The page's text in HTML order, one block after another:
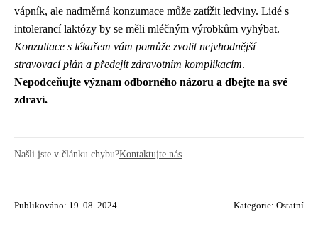
vápník, ale nadměrná konzumace může zatížit ledviny. Lidé s
intolerancí laktózy by se měli mléčným výrobkům vyhýbat.
Konzultace s lékařem vám pomůže zvolit nejvhodnější
stravovací plán a předejít zdravotním komplikacím.
Nepodceňujte význam odborného názoru a dbejte na své
zdraví.
Našli jste v článku chybu?Kontaktujte nás
Publikováno: 19. 08. 2024 Kategorie: Ostatní